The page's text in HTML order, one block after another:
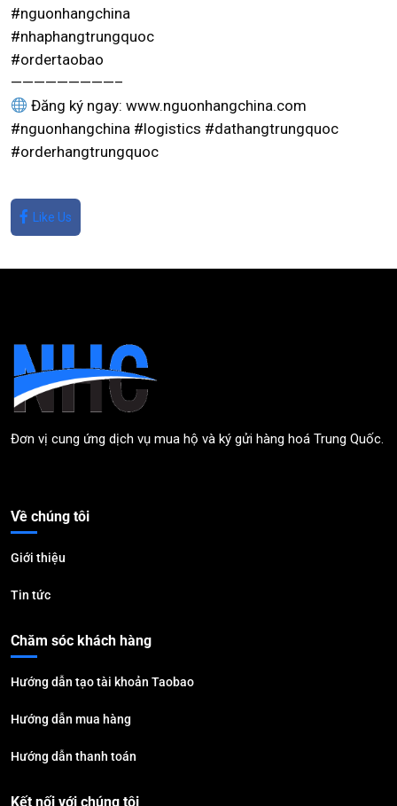
#nguonhangchina
#nhaphangtrungquoc
#ordertaobao
—————————–
Đăng ký ngay: www.nguonhangchina.com
#nguonhangchina #logistics #dathangtrungquoc
#orderhangtrungquoc
Like Us
Đơn vị cung ứng dịch vụ mua hộ và ký gửi hàng hoá Trung Quốc.
Về chúng tôi
Giới thiệu
Tin tức
Chăm sóc khách hàng
Hướng dẫn tạo tài khoản Taobao
Hướng dẫn mua hàng
Hướng dẫn thanh toán
Kết nối với chúng tôi